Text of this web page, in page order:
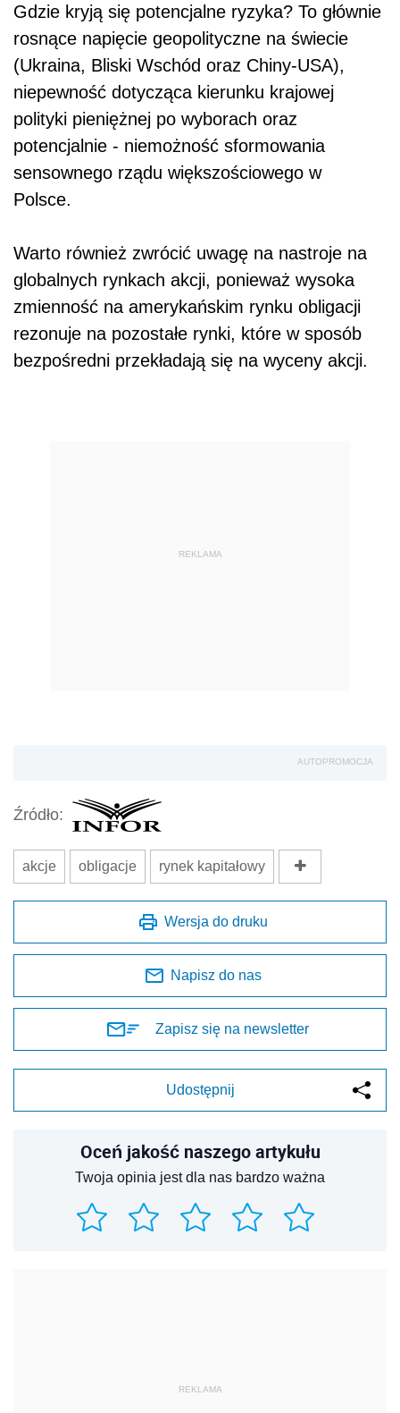
Gdzie kryją się potencjalne ryzyka? To głównie
rosnące napięcie geopolityczne na świecie
(Ukraina, Bliski Wschód oraz Chiny-USA),
niepewność dotycząca kierunku krajowej
polityki pieniężnej po wyborach oraz
potencjalnie - niemożność sformowania
sensownego rządu większościowego w
Polsce.
Warto również zwrócić uwagę na nastroje na
globalnych rynkach akcji, ponieważ wysoka
zmienność na amerykańskim rynku obligacji
rezonuje na pozostałe rynki, które w sposób
bezpośredni przekładają się na wyceny akcji.
REKLAMA
AUTOPROMOCJA
Źródło:
akcje obligacje rynek kapitałowy
Wersja do druku
Napisz do nas
Zapisz się na newsletter
Udostępnij
Oceń jakość naszego artykułu
Twoja opinia jest dla nas bardzo ważna
REKLAMA